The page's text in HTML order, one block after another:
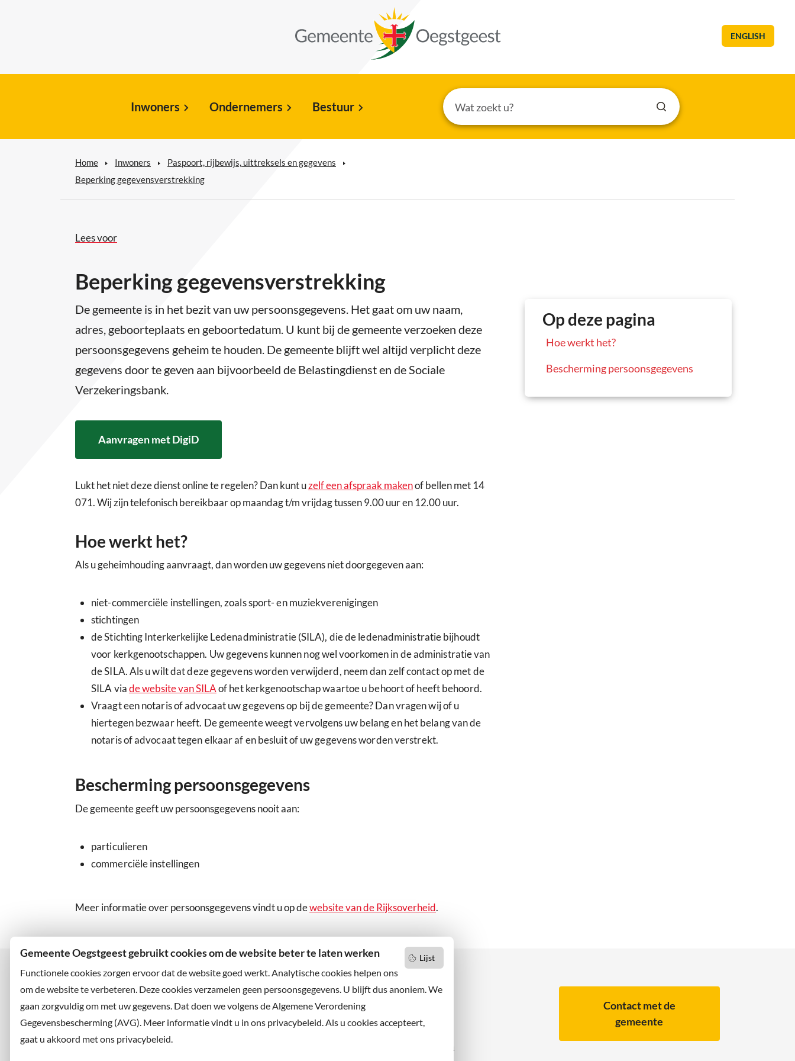
Lijst
Gemeente Oegstgeest gebruikt cookies om de website beter te laten werken
Functionele cookies zorgen ervoor dat de website goed werkt. Analytische cookies helpen ons
om de website te verbeteren. Deze cookies verzamelen geen persoonsgegevens. U blijft dus anoniem. We
gaan zorgvuldig om met uw gegevens. Dat doen we volgens de Algemene Verordening
Gegevensbescherming (AVG). Meer informatie vindt u in ons privacybeleid. Als u cookies accepteert,
gaat u akkoord met ons privacybeleid.
ENGLISH
Inwoners Ondernemers Bestuur
Home Inwoners
Paspoort, rijbewijs, uittreksels en gegevens
Beperking gegevensverstrekking
Lees voor
Beperking gegevensverstrekking
Op deze pagina
Hoe werkt het?
Bescherming persoonsgegevens
De gemeente is in het bezit van uw persoonsgegevens. Het gaat om uw naam,
adres, geboorteplaats en geboortedatum. U kunt bij de gemeente verzoeken deze
persoonsgegevens geheim te houden. De gemeente blijft wel altijd verplicht deze
gegevens door te geven aan bijvoorbeeld de Belastingdienst en de Sociale
Verzekeringsbank.
Aanvragen met DigiD
Lukt het niet deze dienst online te regelen? Dan kunt uzelf een afspraak makenof bellen met 14
071. Wij zijn telefonisch bereikbaar op maandag t/m vrijdag tussen 9.00 uur en 12.00 uur.
Hoe werkt het?
Als u geheimhouding aanvraagt, dan worden uw gegevens niet doorgegeven aan:
niet-commerciële instellingen, zoals sport- en muziekverenigingen
stichtingen
de Stichting Interkerkelijke Ledenadministratie (SILA), die de ledenadministratie bijhoudt
voor kerkgenootschappen. Uw gegevens kunnen nog wel voorkomen in de administratie van
de SILA. Als u wilt dat deze gegevens worden verwijderd, neem dan zelf contact op met de
SILA viade website van SILAof het kerkgenootschap waartoe u behoort of heeft behoord.
Vraagt een notaris of advocaat uw gegevens op bij de gemeente? Dan vragen wij of u
hiertegen bezwaar heeft. De gemeente weegt vervolgens uw belang en het belang van de
notaris of advocaat tegen elkaar af en besluit of uw gegevens worden verstrekt.
Bescherming persoonsgegevens
De gemeente geeft uw persoonsgegevens nooit aan:
particulieren
commerciële instellingen
Meer informatie over persoonsgegevens vindt u op dewebsite van de Rijksoverheid.
Bezoekadres
Rhijngeesterstraatweg 13
2342 AN Oegstgeest
Wilt u niets missen?
Abonneer u op onze nieuwsbrief
X
Instagram
Contact met de
gemeente